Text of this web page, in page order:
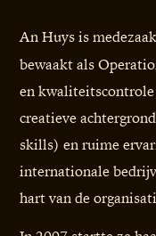
An Huys is
bewaakt als
en
creatieve
skills) en ruime
internationale
hart van de